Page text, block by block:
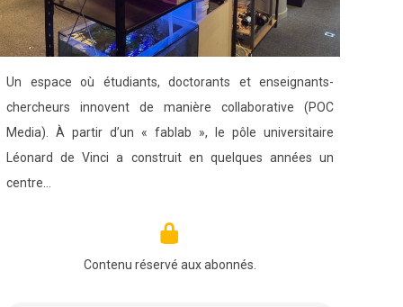
Un espace où étudiants, doctorants et enseignants-
chercheurs innovent de manière collaborative (POC
Media). À partir d’un « fablab », le pôle universitaire
Léonard de Vinci a construit en quelques années un
centre…
Contenu réservé aux abonnés.